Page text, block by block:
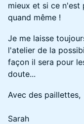
mieux et si ce n'est
quand même !
Je me laisse
l'atelier de la
façon il sera pour
doute...
Avec des paillettes,
Sarah